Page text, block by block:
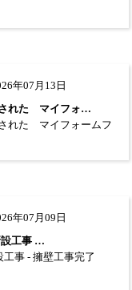
年07月13日
された マイフォ…
れた マイフォームフ
年07月09日
工事 …
事 - 擁壁工事完了